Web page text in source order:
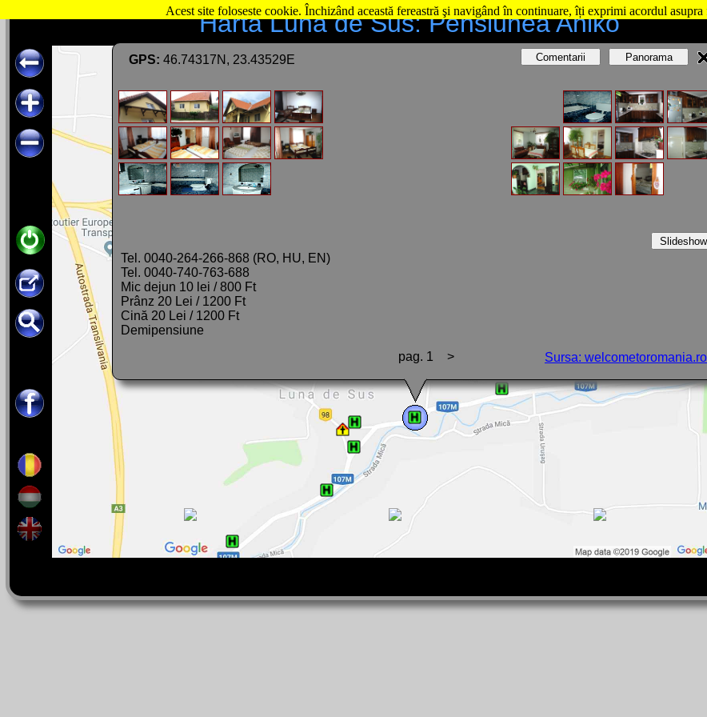
Acest site foloseste cookie. Închizând această fereastră şi navigând în continuare, îți exprimi acordul
Hartă Luna de Sus: Pensiunea Anikó
Tel. 0040-264-266-868 (RO, HU, EN)
Tel. 0040-740-763-688
Mic dejun 10 lei / 800 Ft
Prânz 20 Lei / 1200 Ft
Cină 20 Lei / 1200 Ft
Demipensiune
Sursa: welcometoromania.ro
GPS: 46.74317N, 23.43529E
Slideshow
Comentarii Panorama
pag. 1 >